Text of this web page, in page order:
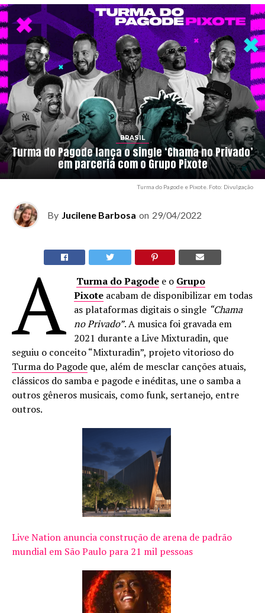
BRASIL
Turma do Pagode lança o single ‘Chama no Privado’
em parceria com o Grupo Pixote
Turma do Pagode e Pixote. Foto: Divulgação
By Jucilene Barbosa on 29/04/2022
A Turma do Pagode e o Grupo
Pixote acabam de disponibilizar em todas
as plataformas digitais o single “Chama
no Privado”. A musica foi gravada em
2021 durante a Live Mixturadin, que
seguiu o conceito “Mixturadin”, projeto vitorioso do
Turma do Pagode que, além de mesclar canções atuais,
clássicos do samba e pagode e inéditas, une o samba a
outros gêneros musicais, como funk, sertanejo, entre
outros.
Live Nation anuncia construção de arena de padrão
mundial em São Paulo para 21 mil pessoas